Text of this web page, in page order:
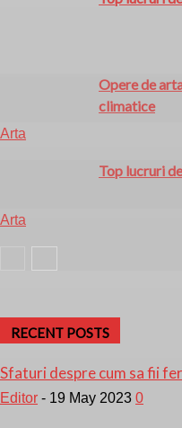
Arta
Arta
Opere de
climatice
Top lucruri
RECENT POSTS
Sfaturi despre cum sa fii
Editor - 19 May 2023 0